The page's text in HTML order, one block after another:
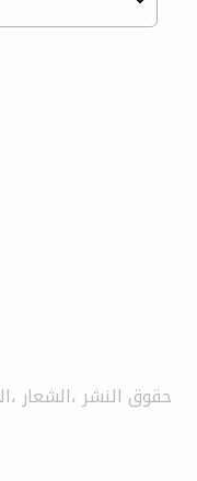
حقوق النشر ،الشعار